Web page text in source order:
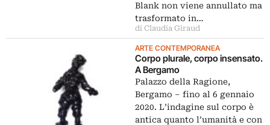
Blank non viene annullato ma
trasformato in…
di Claudia Giraud
ARTE CONTEMPORANEA
Corpo plurale, corpo insensato.
A Bergamo
Palazzo della Ragione,
Bergamo – fino al 6 gennaio
2020. L’indagine sul corpo è
antica quanto l’umanità e con